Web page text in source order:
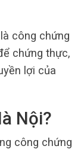
công chứng
chứng thực,
lợi của
Nội?
công chứng